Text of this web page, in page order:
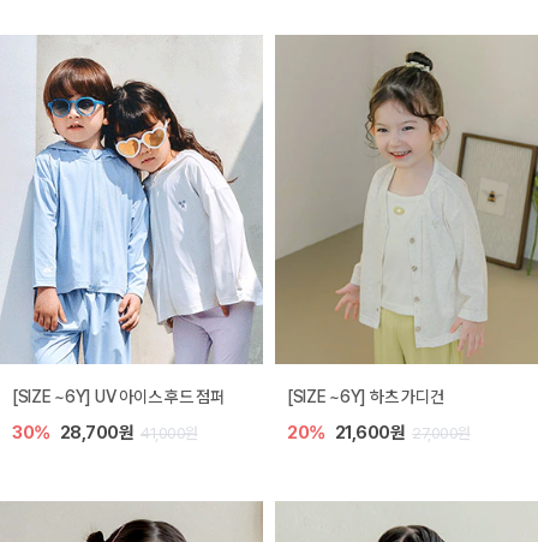
[SIZE ~6Y] UV 아이스 후드 점퍼
30% 28,700원 41,000원
[SIZE ~6Y] 하츠 가디건
20% 21,600원 27,000원